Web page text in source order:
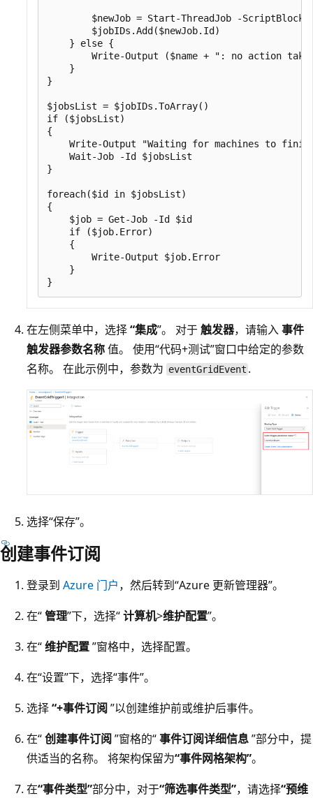
$newJob = Start-ThreadJob -ScriptBlock
        $jobIDs.Add($newJob.Id)
    } else {
Write-Output ($name + ": no action
    }
}
$jobsList = $jobIDs.ToArray()
if ($jobsList)
{
Write-Output "Waiting for machines to
    Wait-Job -Id $jobsList
}
foreach($id in $jobsList)
{
    $job = Get-Job -Id $id
    if ($job.Error)
    {
        Write-Output $job.Error
    }
在左侧菜单中，选择“集成”。 对于触发器，请输入事件
触发器参数名称值。 使用“代码+测试”窗口中给定的参数
名称。 在此示例中，参数为 eventGridEvent .
选择“保存”。
创建事件订阅
登录到 Azure 门户，然后转到“Azure 更新管理器”。
在“管理”下，选择“计算机>维护配置”。
在“维护配置”窗格中，选择配置。
在“设置”下，选择“事件”。
选择“+事件订阅 ”以创建维护前或维护后事件。
在“创建事件订阅 ”窗格的“事件订阅详细信息”部分中，提
供适当的名称。 将架构保留为“事件网格架构”。
在“事件类型”部分中，对于“筛选事件类型”，请选择“预维